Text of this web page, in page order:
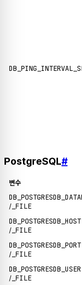
PostgreSQL#
변수
/ _FILE
DB_POSTGRESDB_HOST
/ _FILE
DB_POSTGRESDB_PORT
/ _FILE
DB_POSTGRESDB_USER
/ _FILE